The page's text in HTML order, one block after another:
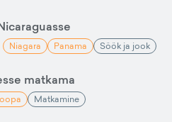
Niagara Panama Söök ja jook
matkama
Matkamine